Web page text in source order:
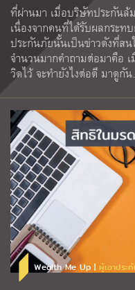
ที่ผ่านมา เมื่อบริษัทประกันล้
เนื่องจากคนที่ได้รับผลกระท
ประกันภัยนั้นเป็นข่าวดังที่สน
จำนวนมากคำถามต่อมาคือ
วิดไว้ จะทำยังไงต่อดี มาดูกั
Wealth Me Up | ผู้เอาประ